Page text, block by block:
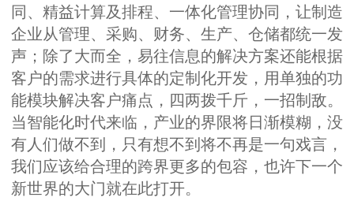
同、精益计算及排程、一体化管理协同，让制造
企业从管理、采购、财务、生产、仓储都统一发
声；除了大而全，易往信息的解决方案还能根据
客户的需求进行具体的定制化开发，用单独的功
能模块解决客户痛点，四两拨千斤，一招制敌。
当智能化时代来临，产业的界限将日渐模糊，没
有人们做不到，只有想不到将不再是一句戏言，
我们应该给合理的跨界更多的包容，也许下一个
新世界的大门就在此打开。